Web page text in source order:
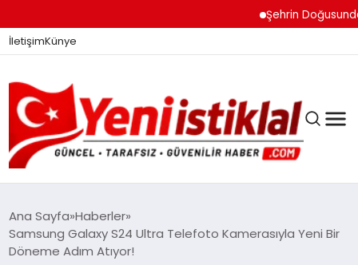
Şehrin Doğusundan
İletişimKünye
GÜNDEM
Ana Sayfa Haberler
Samsung Galaxy S24 Ultra Telefoto Kamerasıyla Yeni Bir
Döneme Adım Atıyor!